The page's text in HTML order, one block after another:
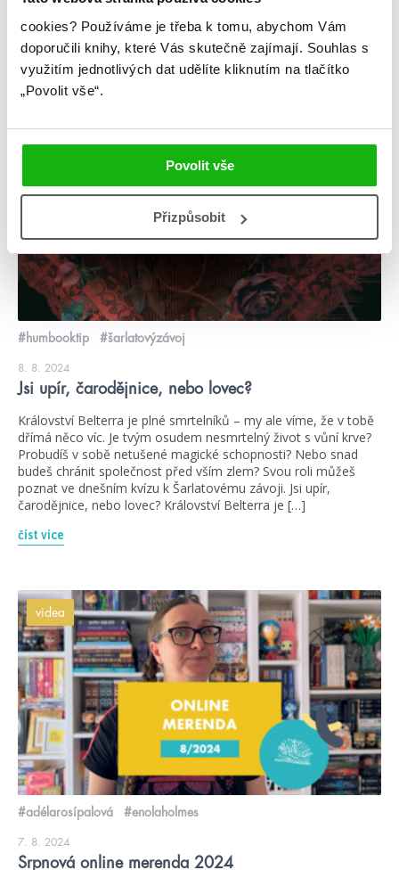
cookies? Používáme je třeba k tomu, abychom Vám
doporučili knihy, které Vás skutečně zajímají. Souhlas s
využitím jednotlivých dat udělíte kliknutím na tlačítko
„Povolit vše“.
Povolit vše
Přizpůsobit
😍
číst více
#humbooktip #šarlatovýzávoj
8. 8. 2024
Jsi upír, čarodějnice, nebo lovec?
Království Belterra je plné smrtelníků – my ale víme, že v tobě
dřímá něco víc. Je tvým osudem nesmrtelný život s vůní krve?
Probudíš v sobě netušené magické schopnosti? Nebo snad
budeš chránit společnost před vším zlem? Svou roli můžeš
poznat ve dnešním kvízu k Šarlatovému závoji. Jsi upír,
čarodějnice, nebo lovec? Království Belterra je […]
číst více
videa
#adélarosípalová #enolaholmes
7. 8. 2024
Srpnová online merenda 2024